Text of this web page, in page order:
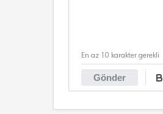
Gönder
En az 10 karakter gerekli